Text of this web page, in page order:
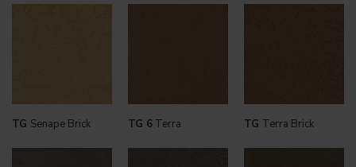
TG Senape Brick TG 6Terra TG Terra Brick